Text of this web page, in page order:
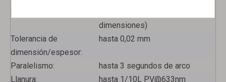
dimensiones)
Tolerancia de
dimensión/espesor:
hasta 0,02 mm
Paralelismo:
hasta 3 segundos de arco
Llanura:
hasta 1/10L PV@633nm
Ventanas de sílice fundida